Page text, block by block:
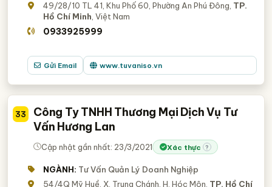
49/28/10 TL 41, Khu Phố 60, Phường An Phú Đông, TP.
Hồ Chí Minh , Việt Nam
0933925999
Gửi Email www.tuvaniso.vn
33
Công Ty TNHH Thương Mại Dịch Vụ Tư
Vấn Hương Lan
Cập nhật gần nhất: 23/3/2021 Xác thực ?
NGÀNH: Tư Vấn Quản Lý Doanh Nghiệp
54/4Q Mỹ Huề, X. Trung Chánh, H. Hóc Môn, TP. Hồ Chí